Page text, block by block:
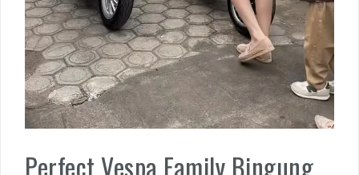
Perfect Vespa Family Bingung